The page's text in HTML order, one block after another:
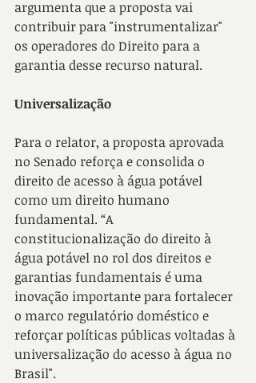
argumenta que a proposta vai
contribuir para "instrumentalizar"
os operadores do Direito para a
garantia desse recurso natural.
Universalização
Para o relator, a proposta aprovada
no Senado reforça e consolida o
direito de acesso à água potável
como um direito humano
fundamental. “A
constitucionalização do direito à
água potável no rol dos direitos e
garantias fundamentais é uma
inovação importante para fortalecer
o marco regulatório doméstico e
reforçar políticas públicas voltadas à
universalização do acesso à água no
Brasil".